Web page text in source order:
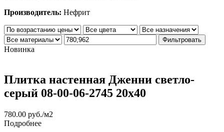
Производитель: Нефрит
Фильтровать
Новинка
Плитка настенная Дженни светло-
серый 08-00-06-2745 20х40
780.00 руб./м2
Подробнее